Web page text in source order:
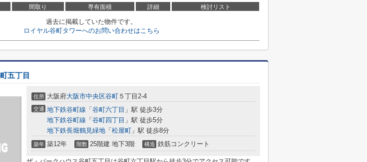
間取り 専有面積 詳細 検討リスト
過去に掲載していた物件です。
ロイヤル谷町タワーへのお問い合わせはこちら
五丁目
住所 大阪府大阪市中央区谷町 ５丁目2-4
交通 地下鉄谷町線 「 谷町六丁目 」駅 徒歩3分
地下鉄谷町線 「 谷町四丁目 」駅 徒歩5分
地下鉄長堀鶴見緑地 「 松屋町 」駅 徒歩8分
築年 築12年 階数 25階建 地下3階 構造 鉄筋コンクリート